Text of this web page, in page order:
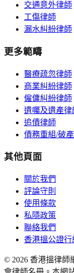
交通意外律師
工傷律師
漏水糾紛律師
更多範疇
醫療疏忽律師
商業糾紛律師
僱傭糾紛律師
遺囑及遺產律
追債律師
債務重組/破
其他頁面
關於我們
評論守則
使用條款
私隱政策
聯絡我們
香港搵公證行
© 2026 香港搵律師